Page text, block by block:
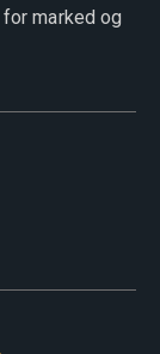
marked og